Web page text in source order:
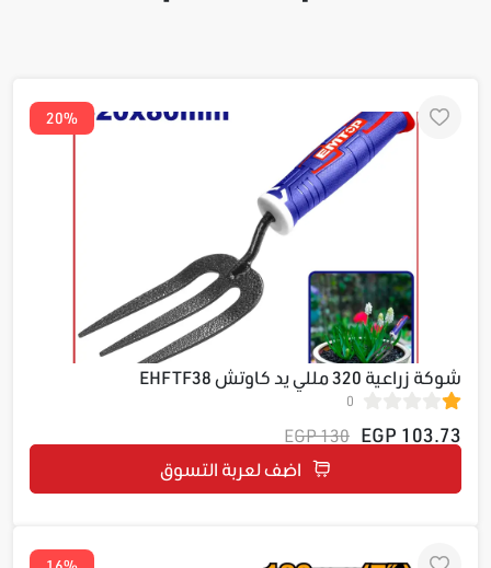
20%
شوكة زراعية 320 مللي يد كاوتش EHFTF38
0
103.73 EGP
130 EGP
اضف لعربة التسوق